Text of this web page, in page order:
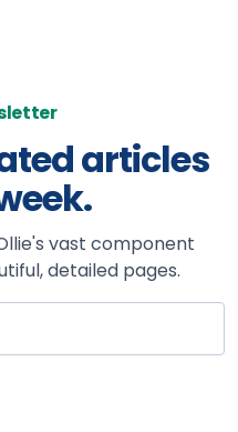
articles
vast component
detailed pages.